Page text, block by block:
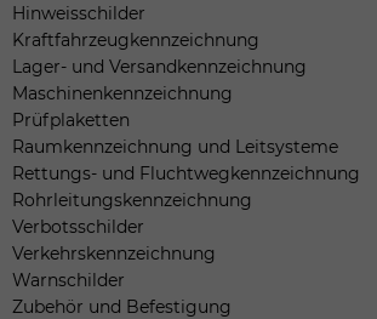
Hinweisschilder
Kraftfahrzeugkennzeichnung
Lager- und Versandkennzeichnung
Maschinenkennzeichnung
Prüfplaketten
Raumkennzeichnung und Leitsysteme
Rettungs- und Fluchtwegkennzeichnung
Rohrleitungskennzeichnung
Verbotsschilder
Verkehrskennzeichnung
Warnschilder
Zubehör und Befestigung